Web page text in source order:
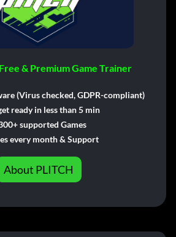
& Premium Game Trainer
(Virus checked, GDPR-compliant)
ready in less than 5 min
supported Games
every month & Support
About PLITCH